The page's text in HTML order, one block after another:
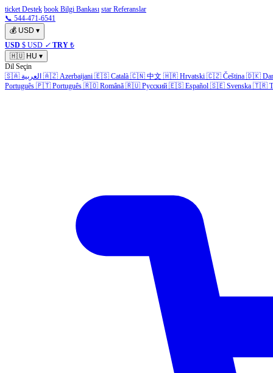
ticket Destek book Bilgi Bankası star Referanslar
📞 544-471-6541
💰 USD ▾
USD $ USD ✓ TRY ₺
🇭🇺 HU ▾
Dil Seçin
🇸🇦 العربية 🇦🇿 Azerbaijani 🇪🇸 Català 🇨🇳 中文 🇭🇷 Hrvatski 🇨🇿 Čeština 🇩🇰
Português 🇵🇹 Português 🇷🇴 Română 🇷🇺 Русский 🇪🇸 Español 🇸🇪 Svenska 🇹🇷